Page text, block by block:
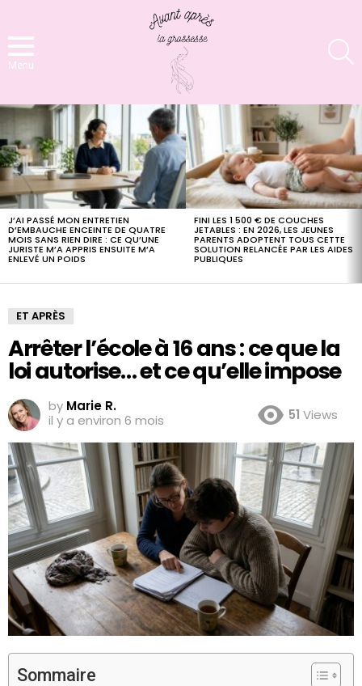
Menu
LATEST
STORIES
J’AI PASSÉ MON ENTRETIEN
D’EMBAUCHE ENCEINTE DE QUATRE
MOIS SANS RIEN DIRE : CE QU’UNE
JURISTE M’A APPRIS ENSUITE M’A
ENLEVÉ UN POIDS
FINI LES 1 500 € DE COUCHES
JETABLES : EN 2026, LES JEUNES
PARENTS ADOPTENT TOUS CETTE
SOLUTION RELANCÉE PAR LES AIDES
PUBLIQUES
ET APRÈS
Arrêter l’école à 16 ans : ce que la
loi autorise… et ce qu’elle impose
by Marie R.
il y a environ 6 mois
51 Views
Sommaire